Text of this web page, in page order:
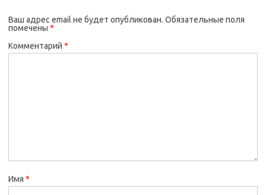
Ваш адрес email не будет опубликован. Обязательные поля
помечены *
Комментарий *
Имя *